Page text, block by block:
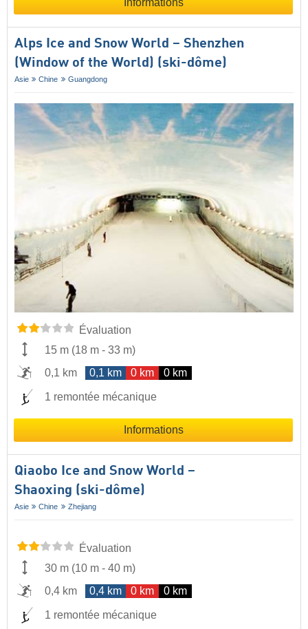
Informations
Alps Ice and Snow World – Shenzhen
(Window of the World) (ski-dôme)
Asie Chine Guangdong
Évaluation
15 m (18 m - 33 m)
0,1 km
0,1 km 0 km 0 km
1 remontée mécanique
Informations
Qiaobo Ice and Snow World –
Shaoxing (ski-dôme)
Asie Chine Zhejiang
Évaluation
30 m (10 m - 40 m)
0,4 km
0,4 km 0 km 0 km
1 remontée mécanique